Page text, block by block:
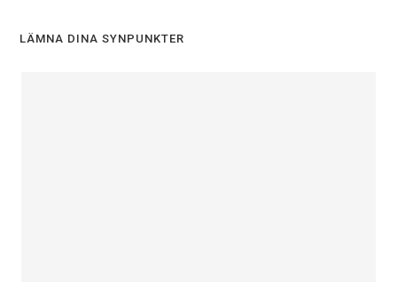
LÄMNA DINA SYNPUNKTER